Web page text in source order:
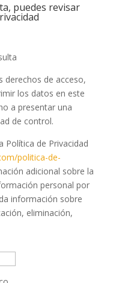
puedes revisar
derechos de acceso,
los datos en este
a presentar una
de control.
Política de Privacidad
politica-de-
adicional sobre la
personal por
información sobre
eliminación,